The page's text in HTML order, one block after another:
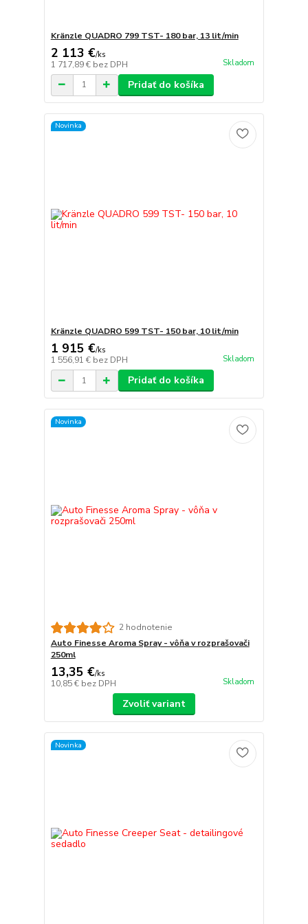
Kränzle QUADRO 799 TST- 180 bar, 13 lit/min
2 113 €/ks
1 717,89 € bez DPH Skladom
Pridať do košíka
Novinka
Kränzle QUADRO 599 TST- 150 bar, 10 lit/min
1 915 €/ks
1 556,91 € bez DPH Skladom
Pridať do košíka
Novinka
2 hodnotenie
Auto Finesse Aroma Spray - vôňa v rozprašovači
250ml
13,35 €/ks
10,85 € bez DPH Skladom
Zvoliť variant
Novinka